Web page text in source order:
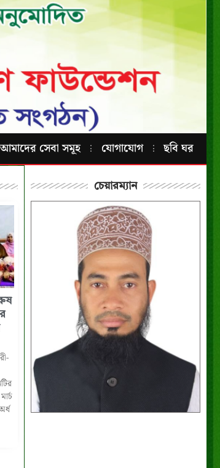
আমাদের সেবা সমূহ যোগাযোগ ছবি ঘর
চেয়ারম্যান